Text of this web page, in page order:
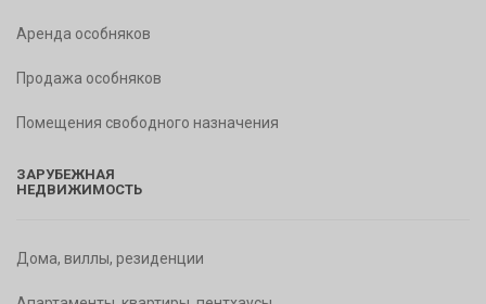
Аренда особняков
Продажа особняков
Помещения свободного назначения
ЗАРУБЕЖНАЯ
НЕДВИЖИМОСТЬ
Дома, виллы, резиденции